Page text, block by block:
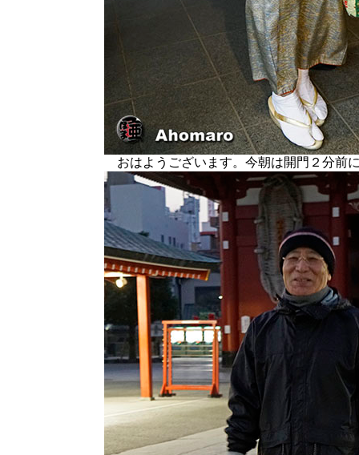
おはようございます。今朝は開門２分前